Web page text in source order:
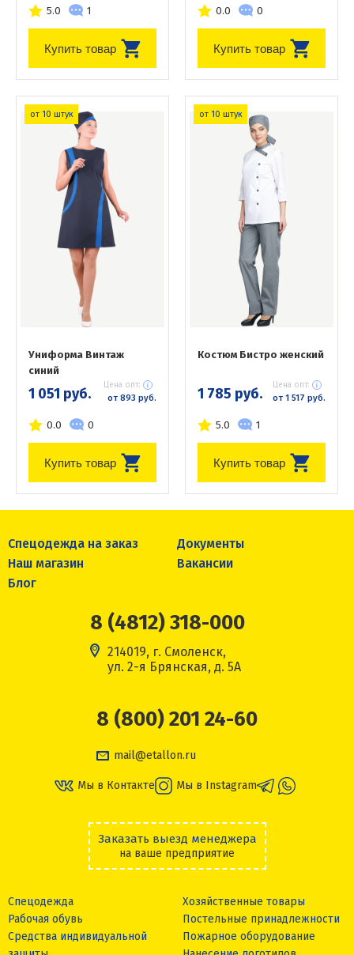
5.0 1
Купить товар
0.0 0
Купить товар
от 10 штук
Униформа Винтаж
синий
1 051 руб. Цена опт:
от 893 руб.
0.0 0
Купить товар
от 10 штук
Костюм Бистро женский
1 785 руб. Цена опт:
от 1 517 руб.
5.0 1
Купить товар
Спецодежда на заказ
Документы
Наш магазин
Вакансии
Блог
8 (4812) 318-000
214019, г. Смоленск,
ул. 2-я Брянская, д. 5А
8 (800) 201 24-60
mail@etallon.ru
Мы в Контакте Мы в Instagram
Заказать выезд менеджера
на ваше предприятие
Спецодежда
Рабочая обувь
Средства индивидуальной
Хозяйственные товары
Постельные принадлежности
Пожарное оборудование